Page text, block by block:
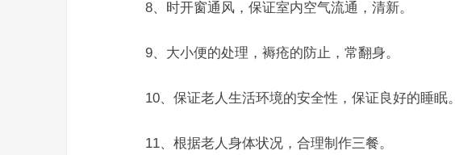
8、时开窗通风，保证室内空气流通，清新。
9、大小便的处理，褥疮的防止，常翻身。
10、保证老人生活环境的安全性，保证良好的睡眠。
11、根据老人身体状况，合理制作三餐。